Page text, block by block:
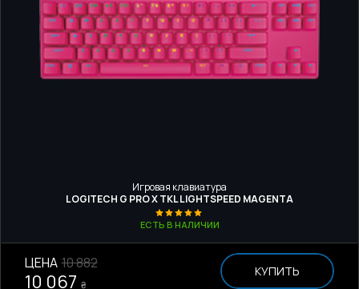
Игровая клавиатура
LOGITECH G PRO X TKL LIGHTSPEED MAGENTA
ЕСТЬ В НАЛИЧИИ
ЦЕНА 10 882
10 067 ₴
КУПИТЬ